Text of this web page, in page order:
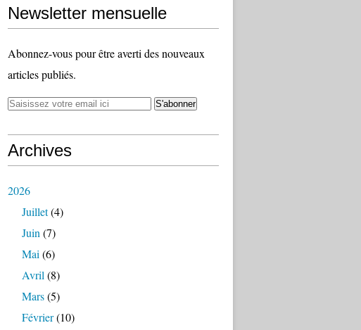
Newsletter mensuelle
Abonnez-vous pour être averti des nouveaux
articles publiés.
Archives
2026
Juillet(4)
Juin (7)
Mai (6)
Avril (8)
Mars(5)
Février(10)